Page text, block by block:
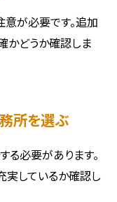
が必要です。追加
かどうか確認しま
所を選ぶ
必要があります。
しているか確認し